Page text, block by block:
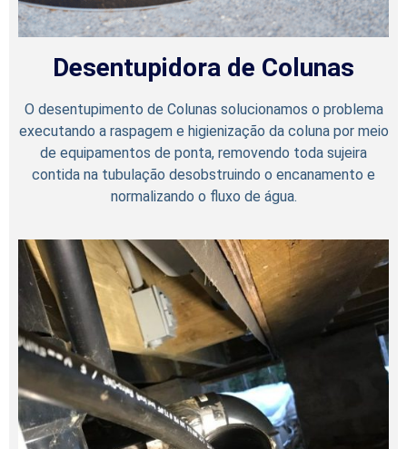
Desentupidora de Colunas
O desentupimento de Colunas solucionamos o problema
executando a raspagem e higienização da coluna por meio
de equipamentos de ponta, removendo toda sujeira
contida na tubulação desobstruindo o encanamento e
normalizando o fluxo de água.